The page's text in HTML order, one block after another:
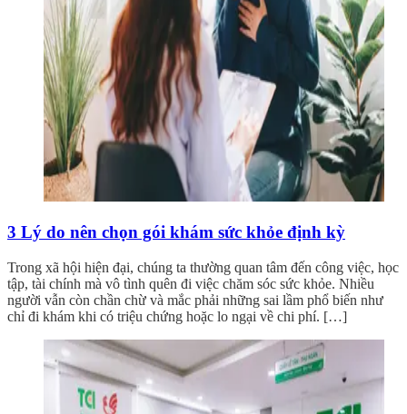
3 Lý do nên chọn gói khám sức khỏe định kỳ
Trong xã hội hiện đại, chúng ta thường quan tâm đến công việc, học
tập, tài chính mà vô tình quên đi việc chăm sóc sức khỏe. Nhiều
người vẫn còn chần chừ và mắc phải những sai lầm phổ biến như
chỉ đi khám khi có triệu chứng hoặc lo ngại về chi phí. […]